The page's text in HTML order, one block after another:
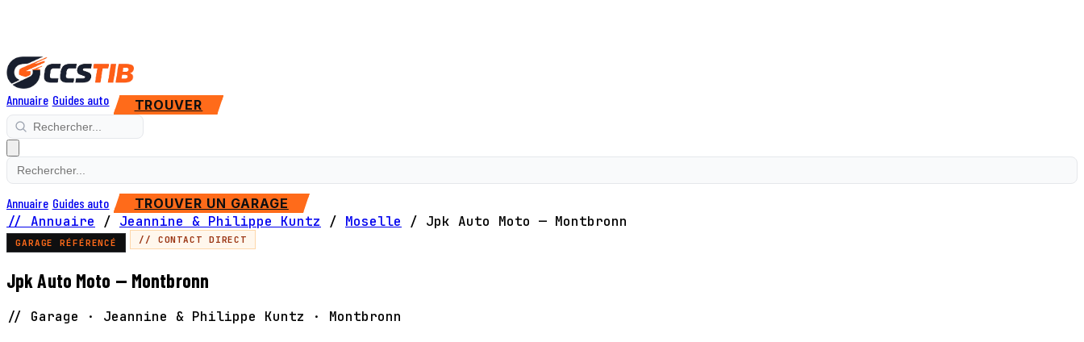
Annuaire Guides auto TROUVER
Annuaire Guides auto TROUVER UN GARAGE
// Annuaire / Jeannine & Philippe Kuntz / Moselle / Jpk Auto Moto — Montbronn
GARAGE RÉFÉRENCÉ // CONTACT DIRECT
Jpk Auto Moto — Montbronn
// Garage · Jeannine & Philippe Kuntz · Montbronn